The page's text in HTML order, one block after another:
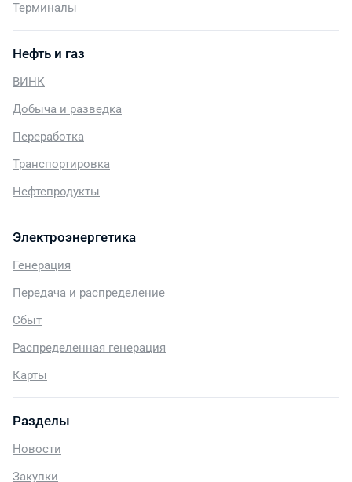
Терминалы
Нефть и газ
ВИНК
Добыча и разведка
Переработка
Транспортировка
Нефтепродукты
Электроэнергетика
Генерация
Передача и распределение
Сбыт
Распределенная генерация
Карты
Разделы
Новости
Закупки